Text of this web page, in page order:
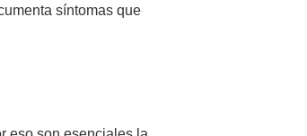
síntomas que